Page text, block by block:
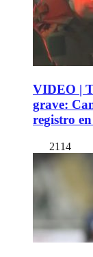
VIDEO |
grave:
registro
2114